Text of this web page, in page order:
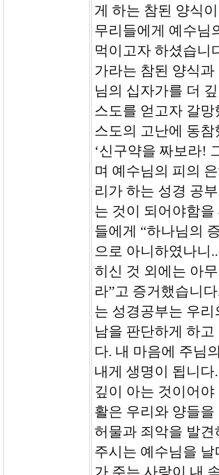
게 하는 참된 양식
무리들에게 예수님
먹이고자 하셨습니
가라는 참된 양식
님의 십자가를 더
스도를 얻고자 갈
스도의 고난에 동
‘신구약을 짜보라!
며 예수님의 피의
리가 하는 성경 공
는 것이 되어야함
들에게 “하나님의
으로 아니하였나니
히신 것 외에는 아
라”고 증거했습니
는 성경공부는 우
남을 판단하게 하
다. 내 마음에 주님
내게 생명이 됩니
깊이 아는 것이어
활은 우리와 양들
허물과 죄악을 발
주시는 예수님을
가 주는 사랑이 내